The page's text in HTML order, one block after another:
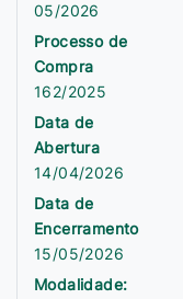
05/2026
Processo de
Compra
162/2025
Data de
Abertura
14/04/2026
Data de
Encerramento
15/05/2026
Modalidade: